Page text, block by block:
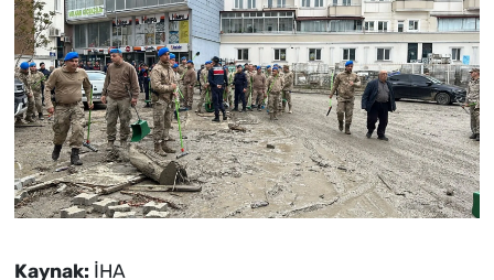
Kaynak: İHA